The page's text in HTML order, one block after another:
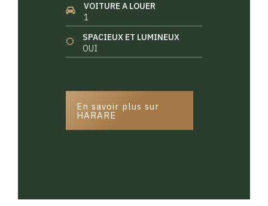
VOITURE A LOUER
1
SPACIEUX ET LUMINEUX
OUI
En savoir plus sur
HARARE